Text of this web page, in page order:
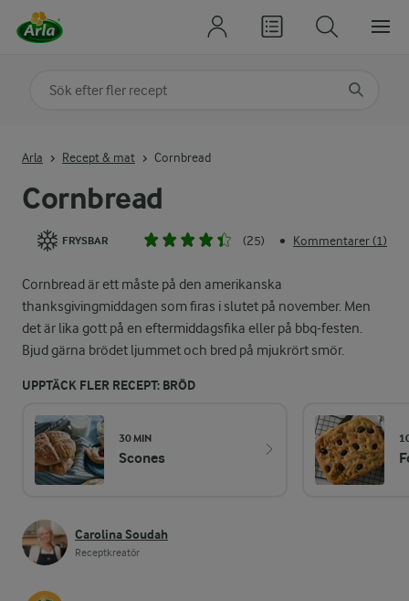
Cornbread
FRYSBAR (25) • Kommentarer (1)
Cornbread är ett måste på den amerikanska
thanksgivingmiddagen som firas i slutet på november. Men
det är lika gott på en eftermiddagsfika eller på bbq-festen.
Bjud gärna brödet ljummet och bred på mjukrört smör.
UPPTÄCK FLER RECEPT: BRÖD
30 MIN
Scones
Carolina Soudah
Receptkreatör
Arla Recept & mat Cornbread
Sök på kategori eller ingrediens